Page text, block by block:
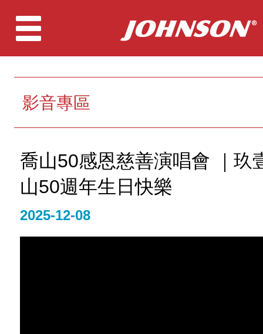
影音專區
喬山50感恩慈善演唱會 ｜玖
山50週年生日快樂
2025-12-08